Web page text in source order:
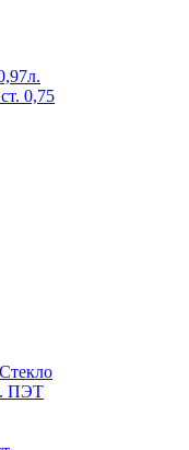
0,75
ПЭТ